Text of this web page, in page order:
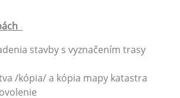
stavby s vyznačením trasy
/kópia/ a kópia mapy katastra